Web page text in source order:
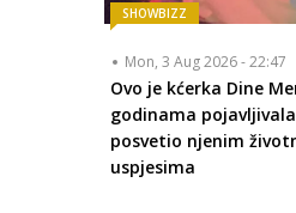
SHOWBIZZ
Mon, 3 Aug 2026 - 22:47
Ovo je kćerka Dine
godinama
posvetio njenim
uspjesima